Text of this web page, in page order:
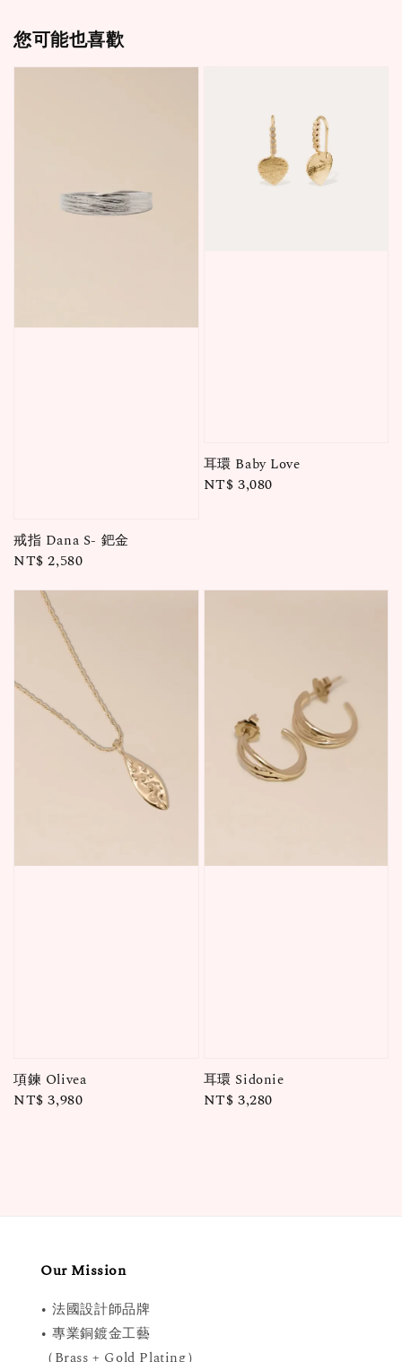
您可能也喜歡
戒指 Dana S- 鈀金
Regular
NT$ 2,580
耳環 Baby Love
Regular
NT$ 3,080
項鍊 Olivea
Regular
NT$ 3,980
耳環 Sidonie
Regular
NT$ 3,280
Our Mission
• 法國設計師品牌
• 專業銅鍍金工藝
（Brass + Gold Plating）